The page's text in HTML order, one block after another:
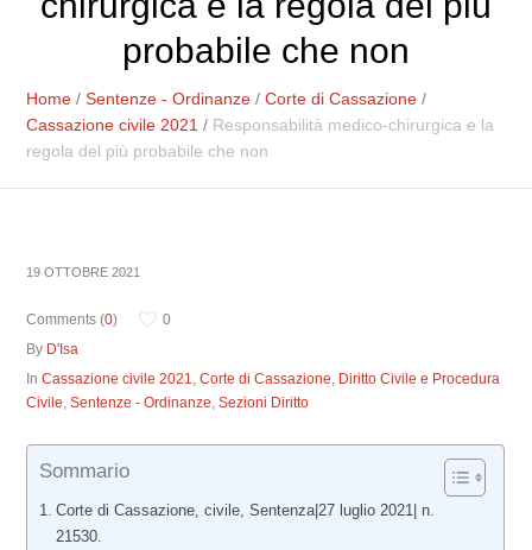
probabile che non
Home /Sentenze - Ordinanze /Corte di Cassazione /
Cassazione civile 2021 / Responsabilità medico-chirurgica e la
regola del più probabile che non
19 OTTOBRE 2021
Comments (0)
0
By D'Isa
InCassazione civile 2021,Corte di Cassazione, Diritto Civile e Procedura
Civile,Sentenze - Ordinanze,Sezioni Diritto
Sommario
Corte di Cassazione, civile, Sentenza|27 luglio 2021| n.
21530.